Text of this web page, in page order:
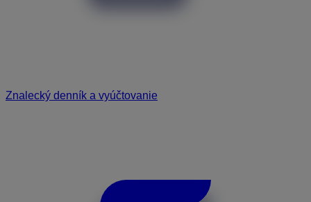
Znalecký denník a vyúčtovanie